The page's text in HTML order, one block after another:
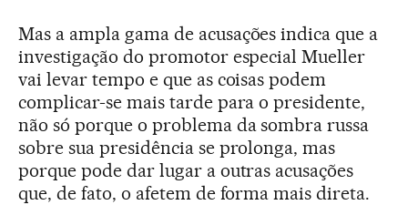
Mas a ampla gama de acusações indica que a
investigação do promotor especial Mueller
vai levar tempo e que as coisas podem
complicar-se mais tarde para o presidente,
não só porque o problema da sombra russa
sobre sua presidência se prolonga, mas
porque pode dar lugar a outras acusações
que, de fato, o afetem de forma mais direta.